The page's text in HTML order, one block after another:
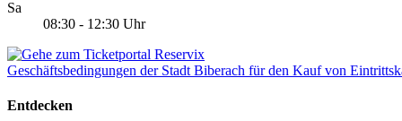
Sa
08:30 - 12:30 Uhr
Geschäftsbedingungen der Stadt Biberach für den Kauf von
Entdecken